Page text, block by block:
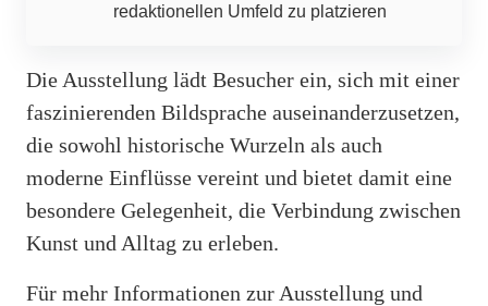
redaktionellen Umfeld zu platzieren
Die Ausstellung lädt Besucher ein, sich mit einer
faszinierenden Bildsprache auseinanderzusetzen,
die sowohl historische Wurzeln als auch
moderne Einflüsse vereint und bietet damit eine
besondere Gelegenheit, die Verbindung zwischen
Kunst und Alltag zu erleben.
Für mehr Informationen zur Ausstellung und